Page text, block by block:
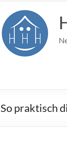
So praktisch